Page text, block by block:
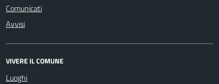
Comunicati
Avvisi
VIVERE IL COMUNE
Luoghi